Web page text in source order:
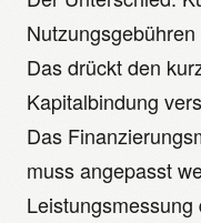
Das drückt den
Kapitalbindung
Das
muss angepasst